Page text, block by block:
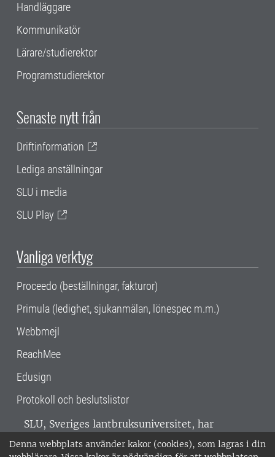
Denna webbplats använder kakor (cookies), som lagras i din
Handläggare
Kommunikatör
Lärare/studierektor
Programstudierektor
Senaste nytt från
Driftinformation
Lediga anställningar
SLU i media
SLU Play
Vanliga verktyg
Proceedo (beställningar, fakturor)
Primula (ledighet, sjukanmälan, lönespec m.m.)
Webbmejl
ReachMee
Edusign
Protokoll och beslutslistor
SLU, Sveriges lantbruksuniversitet, har
verksamhet över hela Sverige. Huvudorter är
Alnarp, Uppsala och Umeå.SLU är